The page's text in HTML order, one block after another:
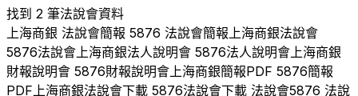
找到 2 筆法說會資料
上海商銀 法說會簡報 5876 法說會簡報 上海商銀法說會
5876法說會 上海商銀法人說明會 5876法人說明會 上海商銀
財報說明會 5876財報說明會 上海商銀簡報PDF 5876簡報
PDF 上海商銀法說會下載 5876法說會下載 法說會5876 法說